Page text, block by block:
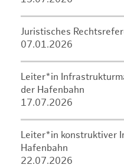
Juristisches
07.01.2026
Leiter*in
der Hafenbahn
17.07.2026
Leiter*in konstruktiver
Hafenbahn
22.07.2026